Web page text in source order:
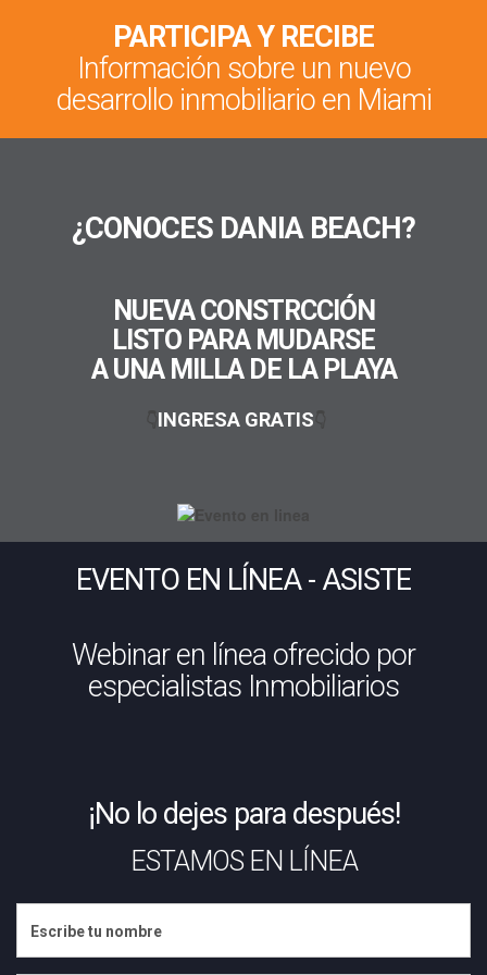
PARTICIPA Y RECIBE
Información sobre un nuevo
desarrollo inmobiliario en Miami
¿CONOCES DANIA BEACH?
NUEVA CONSTRCCIÓN
LISTO PARA MUDARSE
A UNA MILLA DE LA PLAYA
INGRESA GRATIS
EVENTO EN LÍNEA - ASISTE
Webinar en línea ofrecido por
especialistas Inmobiliarios
¡No lo dejes para después!
ESTAMOS EN LÍNEA